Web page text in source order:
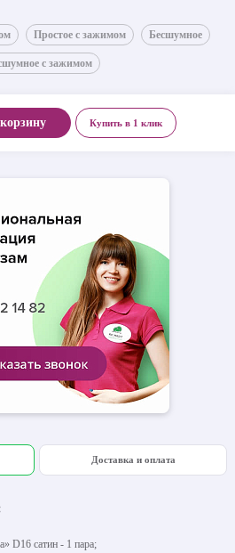
Простое с зажимом Бесшумное
с зажимом
Купить в 1 клик
Доставка и оплата
D16 сатин - 1 пара;